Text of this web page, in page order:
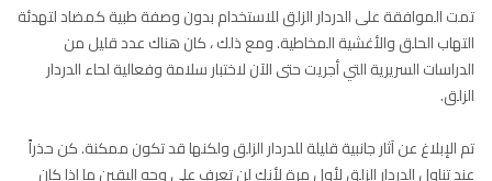
تمت الموافقة على الدردار الزلق للاستخدام بدون وصفة طبية كمضاد لتهدئة
التهاب الحلق والأغشية المخاطية. ومع ذلك ، كان هناك عدد قليل من
الدراسات السريرية التي أجريت حتى الآن لاختبار سلامة وفعالية لحاء الدردار
الزلق.
تم الإبلاغ عن آثار جانبية قليلة للدردار الزلق ولكنها قد تكون ممكنة. كن حذراً
عند تناول الدردار الزلق لأول مرة لأنك لن تعرف على وجه اليقين ما إذا كان